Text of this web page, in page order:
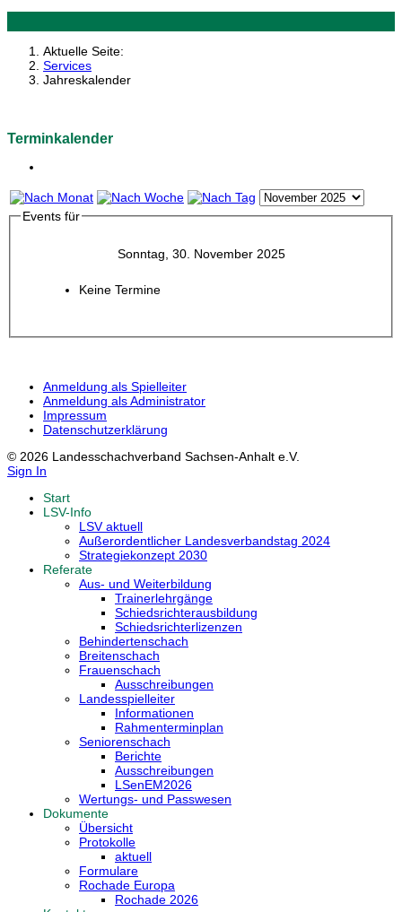
Aktuelle Seite:
Services
Jahreskalender
Terminkalender
Events für
Sonntag, 30. November 2025
Keine Termine
Anmeldung als Spielleiter
Anmeldung als Administrator
Impressum
Datenschutzerklärung
© 2026 Landesschachverband Sachsen-Anhalt e.V.
Sign In
Start
LSV-Info
LSV aktuell
Außerordentlicher Landesverbandstag 2024
Strategiekonzept 2030
Referate
Aus- und Weiterbildung
Trainerlehrgänge
Schiedsrichterausbildung
Schiedsrichterlizenzen
Behindertenschach
Breitenschach
Frauenschach
Ausschreibungen
Landesspielleiter
Informationen
Rahmenterminplan
Seniorenschach
Berichte
Ausschreibungen
LSenEM2026
Wertungs- und Passwesen
Dokumente
Übersicht
Protokolle
aktuell
Formulare
Rochade Europa
Rochade 2026